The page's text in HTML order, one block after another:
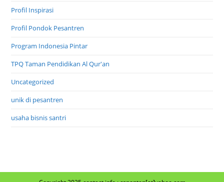
Profil Inspirasi
Profil Pondok Pesantren
Program Indonesia Pintar
TPQ Taman Pendidikan Al Qur'an
Uncategorized
unik di pesantren
usaha bisnis santri